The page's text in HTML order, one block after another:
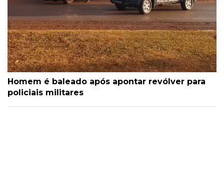
Homem é baleado após apontar revólver para
policiais militares